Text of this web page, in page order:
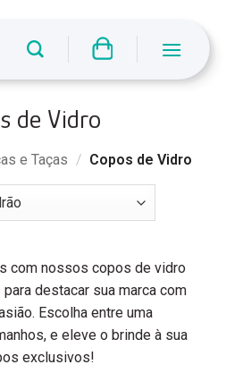
de Vidro
e Taças / Copos de Vidro
com nossos copos de vidro
destacar sua marca com
Escolha entre uma
e eleve o brinde à sua
exclusivos!